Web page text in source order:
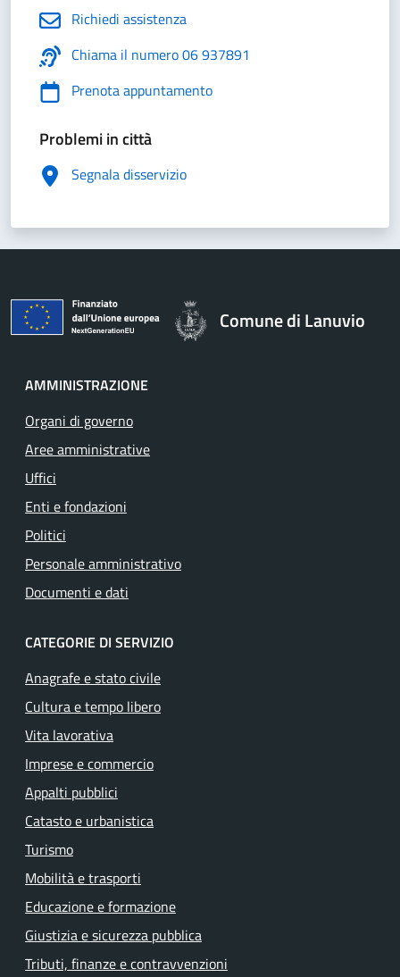
Richiedi assistenza
Chiama il numero 06 937891
Prenota appuntamento
Problemi in città
Segnala disservizio
Comune di Lanuvio
AMMINISTRAZIONE
Organi di governo
Aree amministrative
Uffici
Enti e fondazioni
Politici
Personale amministrativo
Documenti e dati
CATEGORIE DI SERVIZIO
Anagrafe e stato civile
Cultura e tempo libero
Vita lavorativa
Imprese e commercio
Appalti pubblici
Catasto e urbanistica
Turismo
Mobilità e trasporti
Educazione e formazione
Giustizia e sicurezza pubblica
Tributi, finanze e contravvenzioni